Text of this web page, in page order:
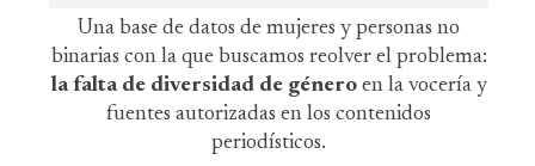
Una base de datos de mujeres y personas no
binarias con la que buscamos reolver el problema:
la falta de diversidad de género en la vocería y
fuentes autorizadas en los contenidos
periodísticos.